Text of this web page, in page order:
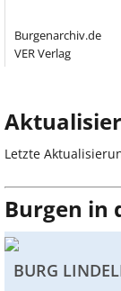
Burgenarchiv.de
VER Verlag
Letzte
Burgen in
BURG